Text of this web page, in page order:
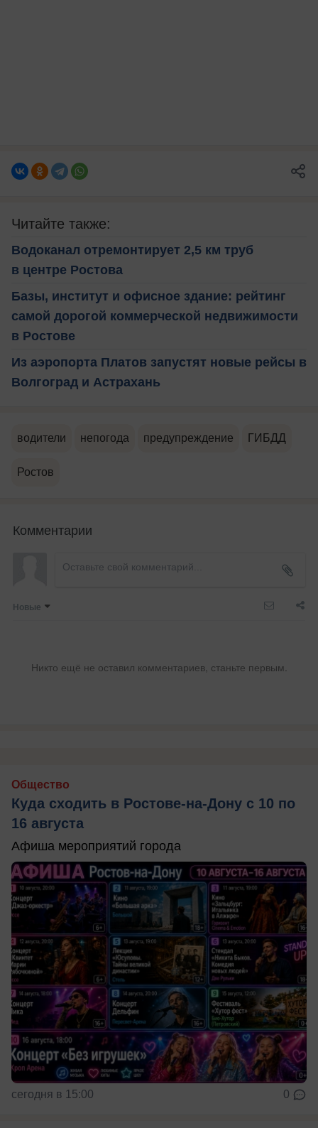
Читайте также:
Водоканал отремонтирует 2,5 км труб
в центре Ростова
Базы, институт и офисное здание: рейтинг
самой дорогой коммерческой недвижимости
в Ростове
Из аэропорта Платов запустят новые рейсы в
Волгоград и Астрахань
водители непогода предупреждение ГИБДД
Ростов
Комментарии
Новые
Никто ещё не оставил комментариев, станьте первым.
Общество
Куда сходить в Ростове-на-Дону с 10 по
16 августа
Афиша мероприятий города
сегодня в 15:00 0